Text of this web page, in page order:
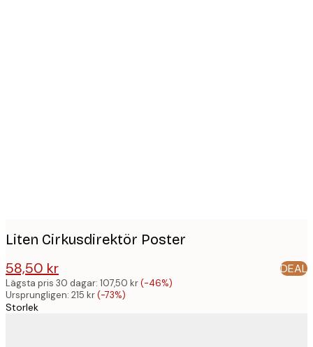
Liten Cirkusdirektör Poster
58,50 kr
215 kr DEAL
Lägsta pris 30 dagar: 107,50 kr(-46%)
Ursprungligen: 215 kr(-73%)
Storlek